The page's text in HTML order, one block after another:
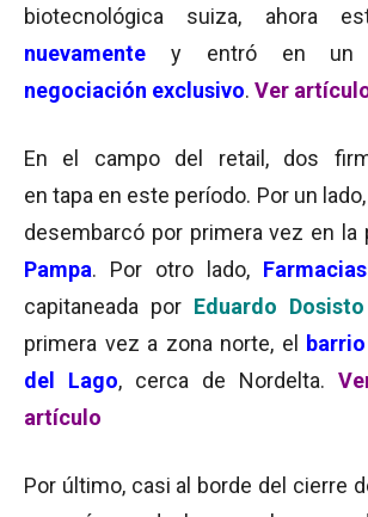
biotecnológica suiza, ahora
nuevamente y entró en un
negociación exclusivo. Ver
En el campo del retail, dos
en tapa en este período. Por un lado,
desembarcó por primera vez en la
Pampa. Por otro lado,
capitaneada por Eduardo Dosisto
primera vez a zona norte, el
del Lago, cerca de Nordelta.
artículo
Por último, casi al borde del cierre